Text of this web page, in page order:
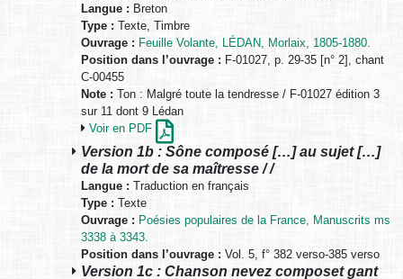
Langue : Breton
Type : Texte, Timbre
Ouvrage : Feuille Volante, LÉDAN, Morlaix, 1805-1880.
Position dans l’ouvrage : F-01027, p. 29-35 [n° 2], chant
C-00455
Note : Ton : Malgré toute la tendresse / F-01027 édition 3
sur 11 dont 9 Lédan
Voir en PDF
Version 1b : Sône composé […] au sujet […]
de la mort de sa maîtresse / /
Langue : Traduction en français
Type : Texte
Ouvrage : Poésies populaires de la France, Manuscrits ms
3338 à 3343.
Position dans l’ouvrage : Vol. 5, f° 382 verso-385 verso
Version 1c : Chanson nevez composet gant